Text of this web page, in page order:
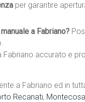
per garantire
a Fabriano?
Fabriano accurato e
a Fabriano ed in
Recanati,